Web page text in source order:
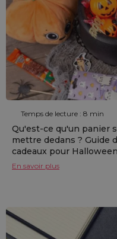
Temps de lecture : 8 min
Qu'est-ce qu'un panier
mettre dedans ? Guide
cadeaux pour
En savoir plus